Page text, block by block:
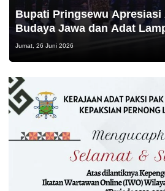
Bupati Pringsewu
Budaya Jawa dan Adat
Jumat, 26 Juni 2026